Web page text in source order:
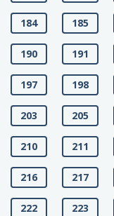
184 185
190 191
197 198
203 205
210 211
216 217
222 223